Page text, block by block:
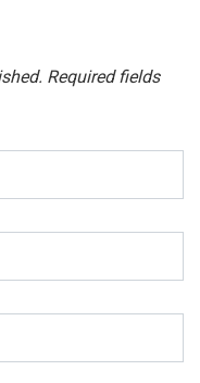
Required fields